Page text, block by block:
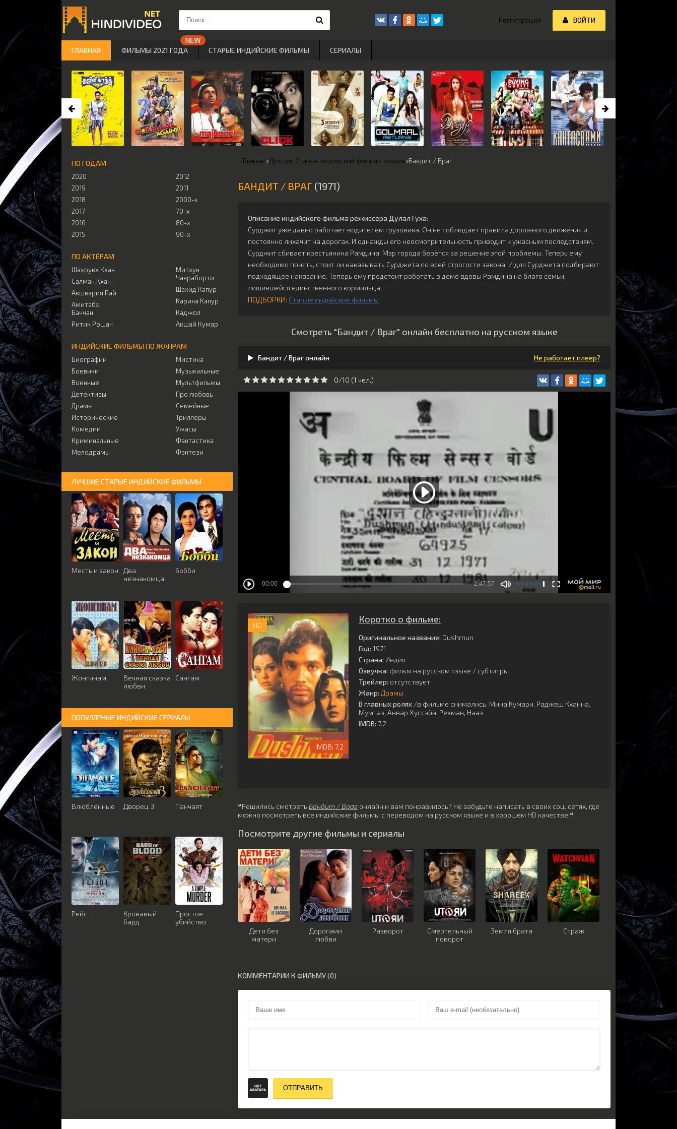
Главная»Лучшие Старые индийские фильмы онлайн»Бандит / Враг
БАНДИТ / ВРАГ (1971)
Описание индийского фильма режиссёра Дулал Гуха:
Сурджит уже давно работает водителем грузовика. Он не соблюдает правила дорожного движения и
постоянно лихачит на дорогах. И однажды его неосмотрительность приводит к ужасным последствиям.
Сурджит сбивает крестьянина Рамдина. Мэр города берётся за решение этой проблемы. Теперь ему
необходимо понять, стоит ли наказывать Сурджита по всей строгости закона. И для Сурджита подбирают
подходящее наказание. Теперь ему предстоит работать в доме вдовы Рамдина на благо семьи,
лишившейся единственного кормильца.
ПОДБОРКИ: Старые индийские фильмы
Смотреть "Бандит / Враг" онлайн бесплатно на русском языке
Бандит / Враг онлайн Не работает плеер?
0/10 (1 чeл.)
HD
7.2
Коротко о фильме:
Оригинальное название: Dushmun
Год: 1971
Страна: Индия
Озвучка: фильм на русском языке / субтитры
Трейлер: отсутствует
Жанр: Драмы
В главных ролях /в фильме снимались: Мина Кумари, Раджеш Кханна,
Мумтаз, Анвар Хуссэйн, Рехман, Нааз
IMDB: 7.2
❝Решились смотреть Бандит / Враг онлайн и вам понравилось? Не забудьте написать в своих соц. сетях, где
можно посмотреть все индийские фильмы с переводом на русском языке и в хорошем HD качестве!❝
Посмотрите другие фильмы и сериалы
Дети без
матери
Дорогами
любви
Разворот
Смертельный
поворот
Земля брата Страж
КОММЕНТАРИИ К ФИЛЬМУ (0)
ОТПРАВИТЬ
ПО ГОДАМ
2020
2019
2018
2017
2016
2015
2012
2011
2000-х
70-х
80-х
90-х
ПО АКТЁРАМ
Шахрукх Кхан
Салман Кхан
Акшвария Рай
Амитабх
Баччан
Ритик Рошан
Митхун
Чакраборти
Шахид Капур
Карина Капур
Каджол
Акшай Кумар
ИНДИЙСКИЕ ФИЛЬМЫ ПО ЖАНРАМ
Биографии
Боевики
Военные
Детективы
Драмы
Исторические
Комедии
Криминальные
Мелодрамы
Мистика
Музыкальные
Мультфильмы
Про любовь
Семейные
Триллеры
Ужасы
Фантастика
Фэнтези
ЛУЧШИЕ СТАРЫЕ ИНДИЙСКИЕ ФИЛЬМЫ
Месть и закон
Два
незнакомца
Бобби
Жонгинам
Вечная сказка
любви
Сангам
ПОПУЛЯРНЫЕ ИНДИЙСКИЕ СЕРИАЛЫ
Влюблённые Дворец 3 Панчаят
Рейс
Кровавый
бард
Простое
убийство
Регистрация ВОЙТИ
ГЛАВНАЯ ФИЛЬМЫ 2021 ГОДА СТАРЫЕ ИНДИЙСКИЕ ФИЛЬМЫ СЕРИАЛЫ